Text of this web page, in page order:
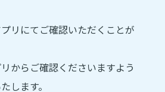
リにてご確認いただくことが
からご確認くださいますよう
します。